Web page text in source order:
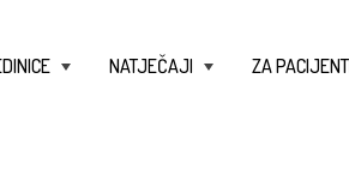
NATJEČAJI ZA